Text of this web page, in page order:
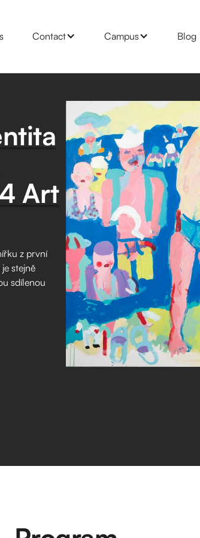
Contact Campus Blog
Art
z první
stejně
sdílenou